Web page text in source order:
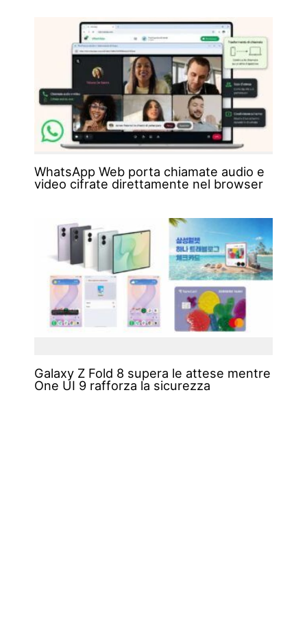
WhatsApp Web porta chiamate audio e
video cifrate direttamente nel browser
Galaxy Z Fold 8 supera le attese mentre
One UI 9 rafforza la sicurezza